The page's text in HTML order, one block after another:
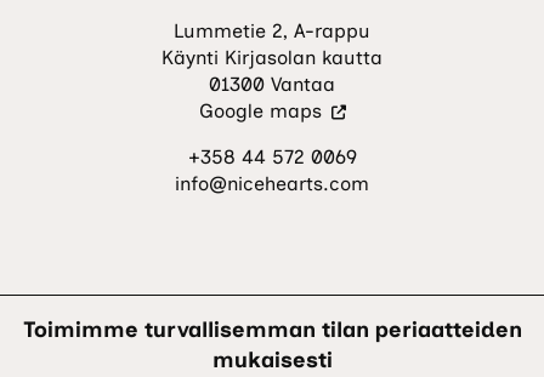
Lummetie 2, A-rappu
Käynti Kirjasolan kautta
01300 Vantaa
Google maps(Vieraile
sivustolla.
Linkki
+358 44 572 0069
info@nicehearts.com
Toimimme turvallisemman tilan periaatteiden
mukaisesti